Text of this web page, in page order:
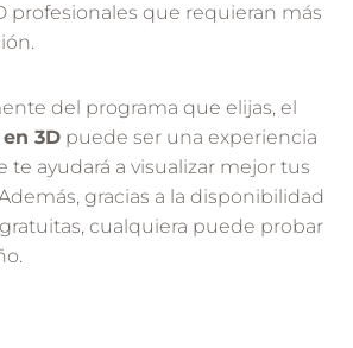
profesionales que requieran más
del programa que elijas, el
3D puede ser una experiencia
ayudará a visualizar mejor tus
gracias a la disponibilidad
cualquiera puede probar